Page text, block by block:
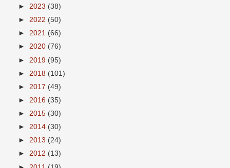
► 2023 (38)
► 2022 (50)
► 2021 (66)
► 2020 (76)
► 2019 (95)
► 2018 (101)
► 2017 (49)
► 2016 (35)
► 2015 (30)
► 2014 (30)
► 2013 (24)
► 2012 (13)